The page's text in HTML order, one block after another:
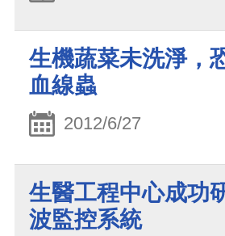
生機蔬菜未洗淨，
血線蟲
2012/6/27
生醫工程中心成功
波監控系統